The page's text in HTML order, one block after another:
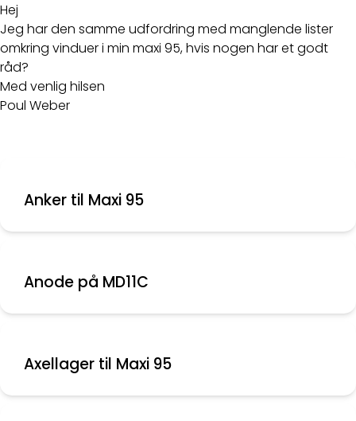
Hej
Jeg har den samme udfordring med manglende lister
omkring vinduer i min maxi 95, hvis nogen har et godt
råd?
Med venlig hilsen
Poul Weber
Anker til Maxi 95
Anode på MD11C
Axellager til Maxi 95